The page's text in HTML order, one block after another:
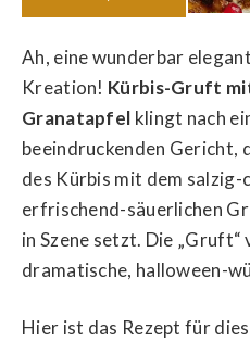
Ah, eine wunderbar
Kreation! Kürbis-Gruft
Granatapfel klingt nach
beeindruckenden Gericht,
des Kürbis mit dem salzig-
erfrischend-säuerlichen
in Szene setzt. Die
dramatische, halloween-
Hier ist das Rezept für